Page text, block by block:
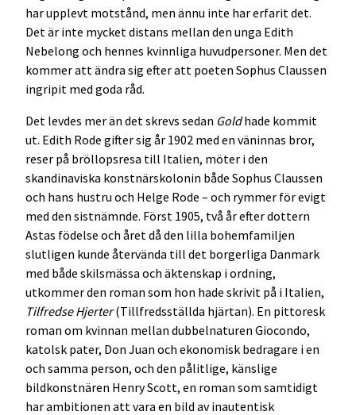
har upplevt motstånd, men ännu inte har erfarit det.
Det är inte mycket distans mellan den unga Edith
Nebelong och hennes kvinnliga huvudpersoner. Men det
kommer att ändra sig efter att poeten Sophus Claussen
ingripit med goda råd.
Det levdes mer än det skrevs sedan Goldhade kommit
ut. Edith Rode gifter sig år 1902 med en väninnas bror,
reser på bröllopsresa till Italien, möter i den
skandinaviska konstnärskolonin både Sophus Claussen
och hans hustru och Helge Rode – och rymmer för evigt
med den sistnämnde. Först 1905, två år efter dottern
Astas födelse och året då den lilla bohemfamiljen
slutligen kunde återvända till det borgerliga Danmark
med både skilsmässa och äktenskap i ordning,
utkommer den roman som hon hade skrivit på i Italien,
Tilfredse Hjerter(Tillfredsställda hjärtan). En pittoresk
roman om kvinnan mellan dubbelnaturen Giocondo,
katolsk pater, Don Juan och ekonomisk bedragare i en
och samma person, och den pålitlige, känslige
bildkonstnären Henry Scott, en roman som samtidigt
har ambitionen att vara en bild av inautentisk